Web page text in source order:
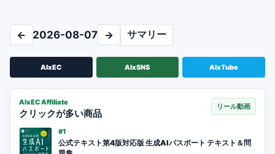
← 2026-08-07 → サマリー
AIxEC AIxSNS AIxTube
AIxEC Affiliate
クリックが多い商品
リール動画
#1
公式テキスト第4版対応版 生成AIパスポート テキスト＆問